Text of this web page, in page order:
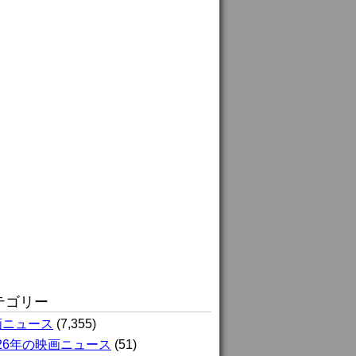
ゴリー
ュース (7,355)
年の映画ニュース (51)